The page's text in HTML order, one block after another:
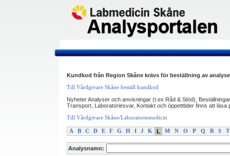
Kundkod från Region Skåne krävs för beställning av
Till Vårdgivare Skåne beställ kundkod
Nyheter Analyser och anvisningar (t.ex Råd & Stöd),
Transport, Laboratoriesvar, Kontakt och öppetttider finns att läsa
Till Vårdgivare Skåne/Laboratoriemedicin
A B C D E F G H I J K L M N O P Q R S T
Analysnamn: